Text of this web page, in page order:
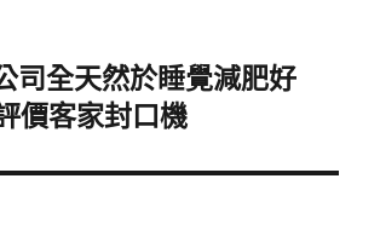
司全天然於睡覺減肥好
價客家封口機